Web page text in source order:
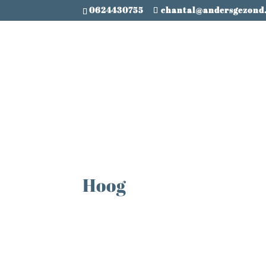
0624430755
Hoog